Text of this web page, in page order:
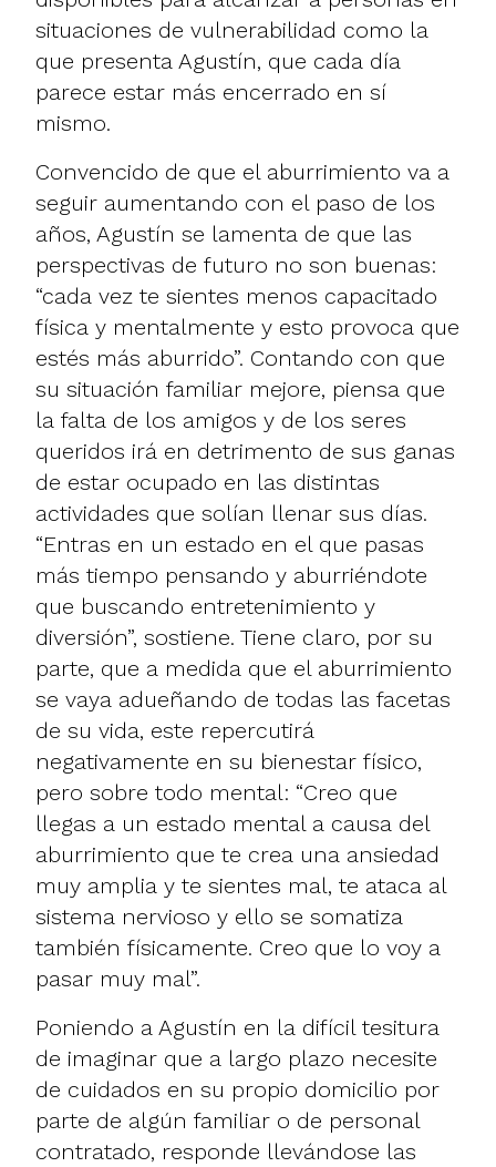
situaciones de vulnerabilidad como la
que presenta Agustín, que cada día
parece estar más encerrado en sí
mismo.
Convencido de que el aburrimiento va a
seguir aumentando con el paso de los
años, Agustín se lamenta de que las
perspectivas de futuro no son buenas:
“cada vez te sientes menos capacitado
física y mentalmente y esto provoca que
estés más aburrido”. Contando con que
su situación familiar mejore, piensa que
la falta de los amigos y de los seres
queridos irá en detrimento de sus ganas
de estar ocupado en las distintas
actividades que solían llenar sus días.
“Entras en un estado en el que pasas
más tiempo pensando y aburriéndote
que buscando entretenimiento y
diversión”, sostiene. Tiene claro, por su
parte, que a medida que el aburrimiento
se vaya adueñando de todas las facetas
de su vida, este repercutirá
negativamente en su bienestar físico,
pero sobre todo mental: “Creo que
llegas a un estado mental a causa del
aburrimiento que te crea una ansiedad
muy amplia y te sientes mal, te ataca al
sistema nervioso y ello se somatiza
también físicamente. Creo que lo voy a
pasar muy mal”.
Poniendo a Agustín en la difícil tesitura
de imaginar que a largo plazo necesite
de cuidados en su propio domicilio por
parte de algún familiar o de personal
contratado, responde llevándose las